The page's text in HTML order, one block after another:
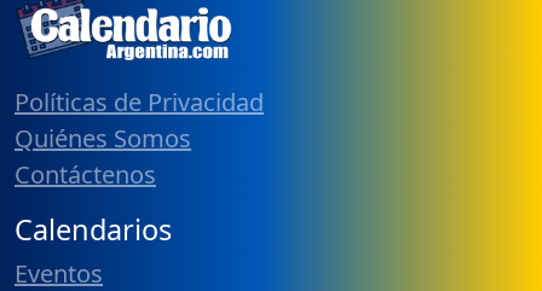
Políticas de Privacidad
Quiénes Somos
Contáctenos
Calendarios
Eventos